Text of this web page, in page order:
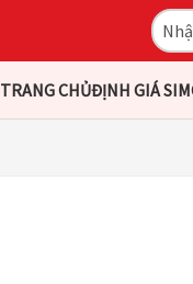
TRANG CHỦĐỊNH GIÁ SIM